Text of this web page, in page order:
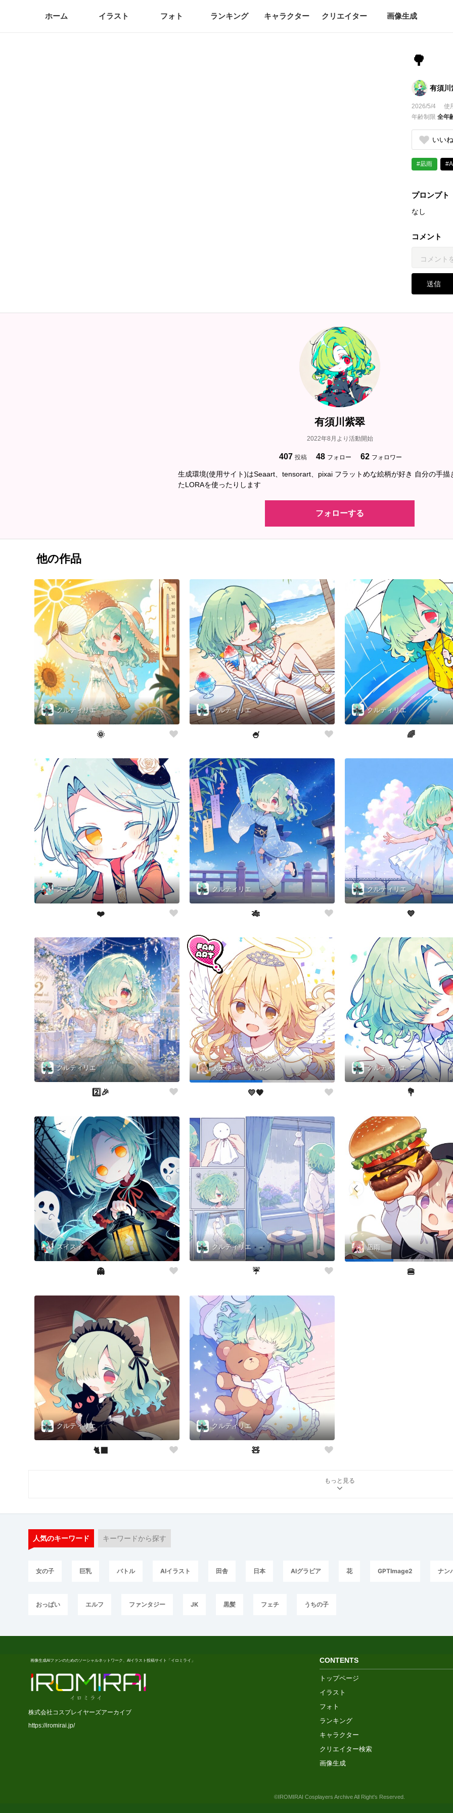
ホーム イラスト フォト ランキング キャラクター クリエイター 画像生成
🌳
有須川
2026/5/4
使
年齢制限 全年
いいね
#凪雨
プロンプト
なし
コメント
送信
有須川紫翠
2022年8月より活動開始
407 投稿 48 フォロー 62 フォロワー
生成環境(使用サイト)はSeaart、tensorart、pixai フラットめな絵柄が好き 自分の手描
たLORAを使ったりします
フォローする
他の作品
クルティリエ
🌞
クルティリエ
🍧
クルティリエ
🌈
スイスイ
❤️
クルティリエ
🎋
クルティリエ
💙
クルティリエ
2️⃣🎉
大天使キャワテポン
💛🖤
クルティリエ
💐
スイスイ
👻
クルティリエ
☔️
凪雨
🍔
クルティリエ
🐈‍⬛
クルティリエ
🧸
もっと見る
人気のキーワード キーワードから探す
女の子 巨乳 バトル AIイラスト 田舎 日本 AIグラビア 花 GPTImage2 ナン
おっぱい エルフ ファンタジー JK 黒髪 フェチ うちの子
画像生成AIファンのためのソーシャルネットワーク、AIイラスト投稿サイト「イロミライ」
株式会社コスプレイヤーズアーカイブ
https://iromirai.jp/
CONTENTS
トップページ
イラスト
フォト
ランキング
キャラクター
クリエイター検索
画像生成
©IROMIRAI Cosplayers Archive All Right's Reserved.